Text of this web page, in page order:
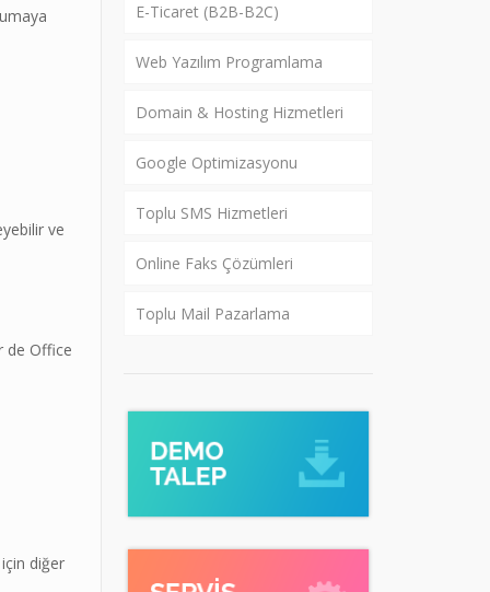
ve
de Office
diğer
E-Ticaret (B2B-B2C)
Web Yazılım Programlama
Domain & Hosting Hizmetleri
Google Optimizasyonu
Toplu SMS Hizmetleri
Online Faks Çözümleri
Toplu Mail Pazarlama